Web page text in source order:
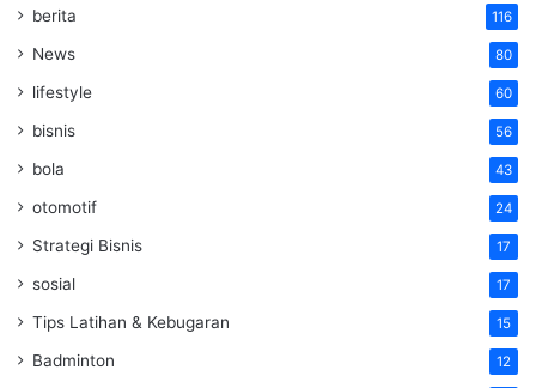
berita 116
News 80
lifestyle 60
bisnis 56
bola 43
otomotif 24
Strategi Bisnis 17
sosial 17
Tips Latihan & Kebugaran 15
Badminton 12